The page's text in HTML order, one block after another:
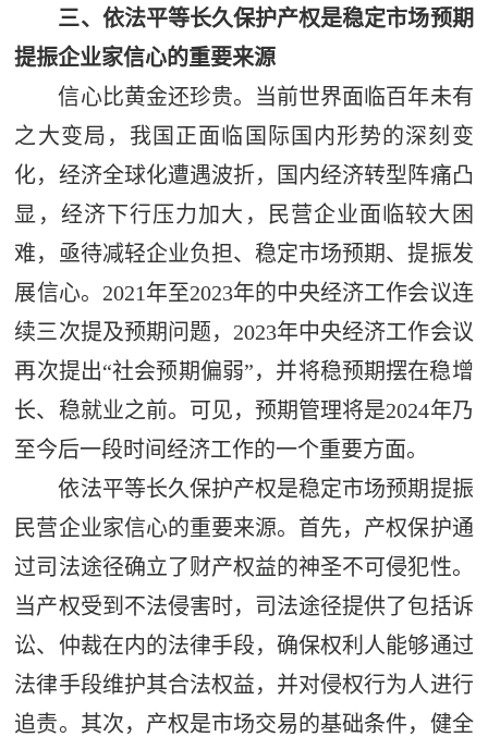
三、依法平等长久保护产权是稳定市场预期
提振企业家信心的重要来源
信心比黄金还珍贵。当前世界面临百年未有
之大变局，我国正面临国际国内形势的深刻变
化，经济全球化遭遇波折，国内经济转型阵痛凸
显，经济下行压力加大，民营企业面临较大困
难，亟待减轻企业负担、稳定市场预期、提振发
展信心。2021年至2023年的中央经济工作会议连
续三次提及预期问题，2023年中央经济工作会议
再次提出“社会预期偏弱”，并将稳预期摆在稳增
长、稳就业之前。可见，预期管理将是2024年乃
至今后一段时间经济工作的一个重要方面。
依法平等长久保护产权是稳定市场预期提振
民营企业家信心的重要来源。首先，产权保护通
过司法途径确立了财产权益的神圣不可侵犯性。
当产权受到不法侵害时，司法途径提供了包括诉
讼、仲裁在内的法律手段，确保权利人能够通过
法律手段维护其合法权益，并对侵权行为人进行
追责。其次，产权是市场交易的基础条件，健全